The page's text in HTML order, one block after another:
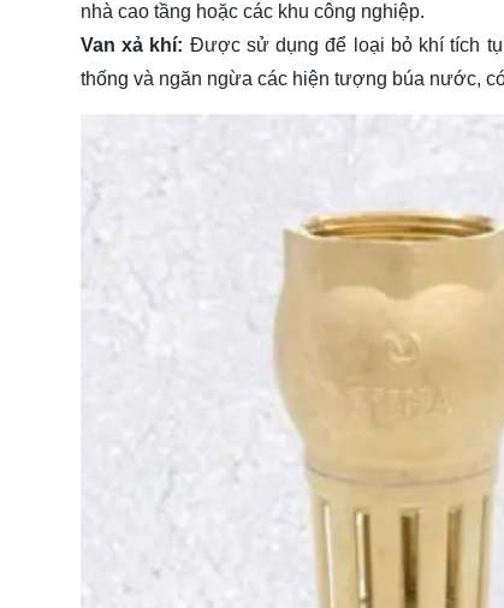
nhà cao tầng hoặc các khu công nghiệp.
Van xả khí: Được sử dụng để loại bỏ khí tích
thống và ngăn ngừa các hiện tượng búa nước,